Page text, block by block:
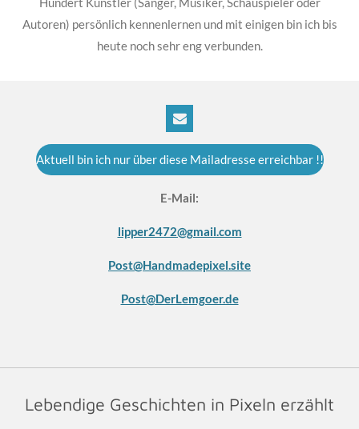
Autoren) persönlich kennenlernen und mit einigen bin ich bis
heute noch sehr eng verbunden.
Aktuell bin ich nur über diese Mailadresse erreichbar !!
E-Mail:
lipper2472@gmail.com
Post@Handmadepixel.site
Post@DerLemgoer.de
Lebendige Geschichten in Pixeln erzählt